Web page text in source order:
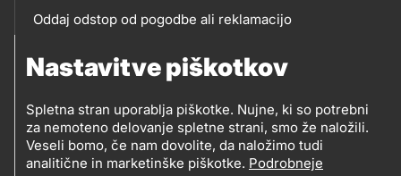
Nastavitve piškotkov
Spletna stran uporablja piškotke. Nujne, ki so potrebni
za nemoteno delovanje spletne strani, smo že naložili.
Veseli bomo, če nam dovolite, da naložimo tudi
analitične in marketinške piškotke. Podrobneje
Oddaj odstop od pogodbe ali reklamacijo
(OEEO)